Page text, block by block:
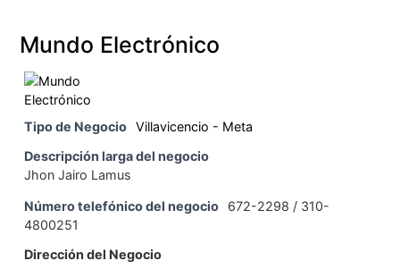
Mundo Electrónico
Tipo de Negocio Villavicencio - Meta
Descripción larga del negocio
Jhon Jairo Lamus
Número telefónico del negocio
672-2298 / 310-
4800251
Dirección del Negocio